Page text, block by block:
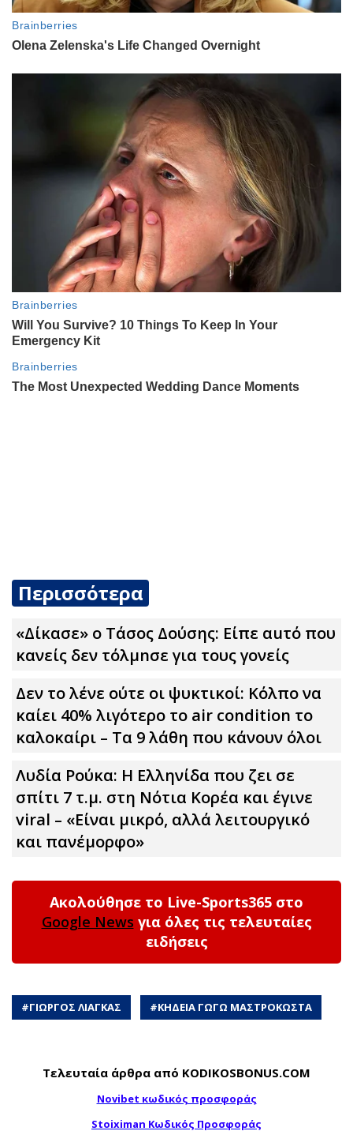
Περισσότερα
«Δίκασε» ο Τάσος Δούσης: Είπε αuτό που
κανείς δεν τόλμnσε για τους γονείς
Δεν το λένε ούτε οι ψυκτικοί: Κόλπο να
καίει 40% λιγότερο το air condition το
καλοκαίρι – Τα 9 λάθη που κάνουν όλοι
Λυδία Ρούκα: Η Ελληνίδα που ζει σε
σπίτι 7 τ.μ. στη Νότια Κορέα και έγινε
viral – «Είναι μικρό, αλλά λειτουργικό
και πανέμορφο»
Ακολούθησε το Live-Sports365 στο
Google News για όλες τις τελευταίες
ειδήσεις
#ΓΙΩΡΓΟΣ ΛΙΑΓΚΑΣ #ΚΗΔΕΙΑ ΓΩΓΩ ΜΑΣΤΡΟΚΩΣΤΑ
Τελευταία άρθρα από KODIKOSBONUS.COM
Novibet κωδικός προσφοράς
Stoiximan Κωδικός Προσφοράς